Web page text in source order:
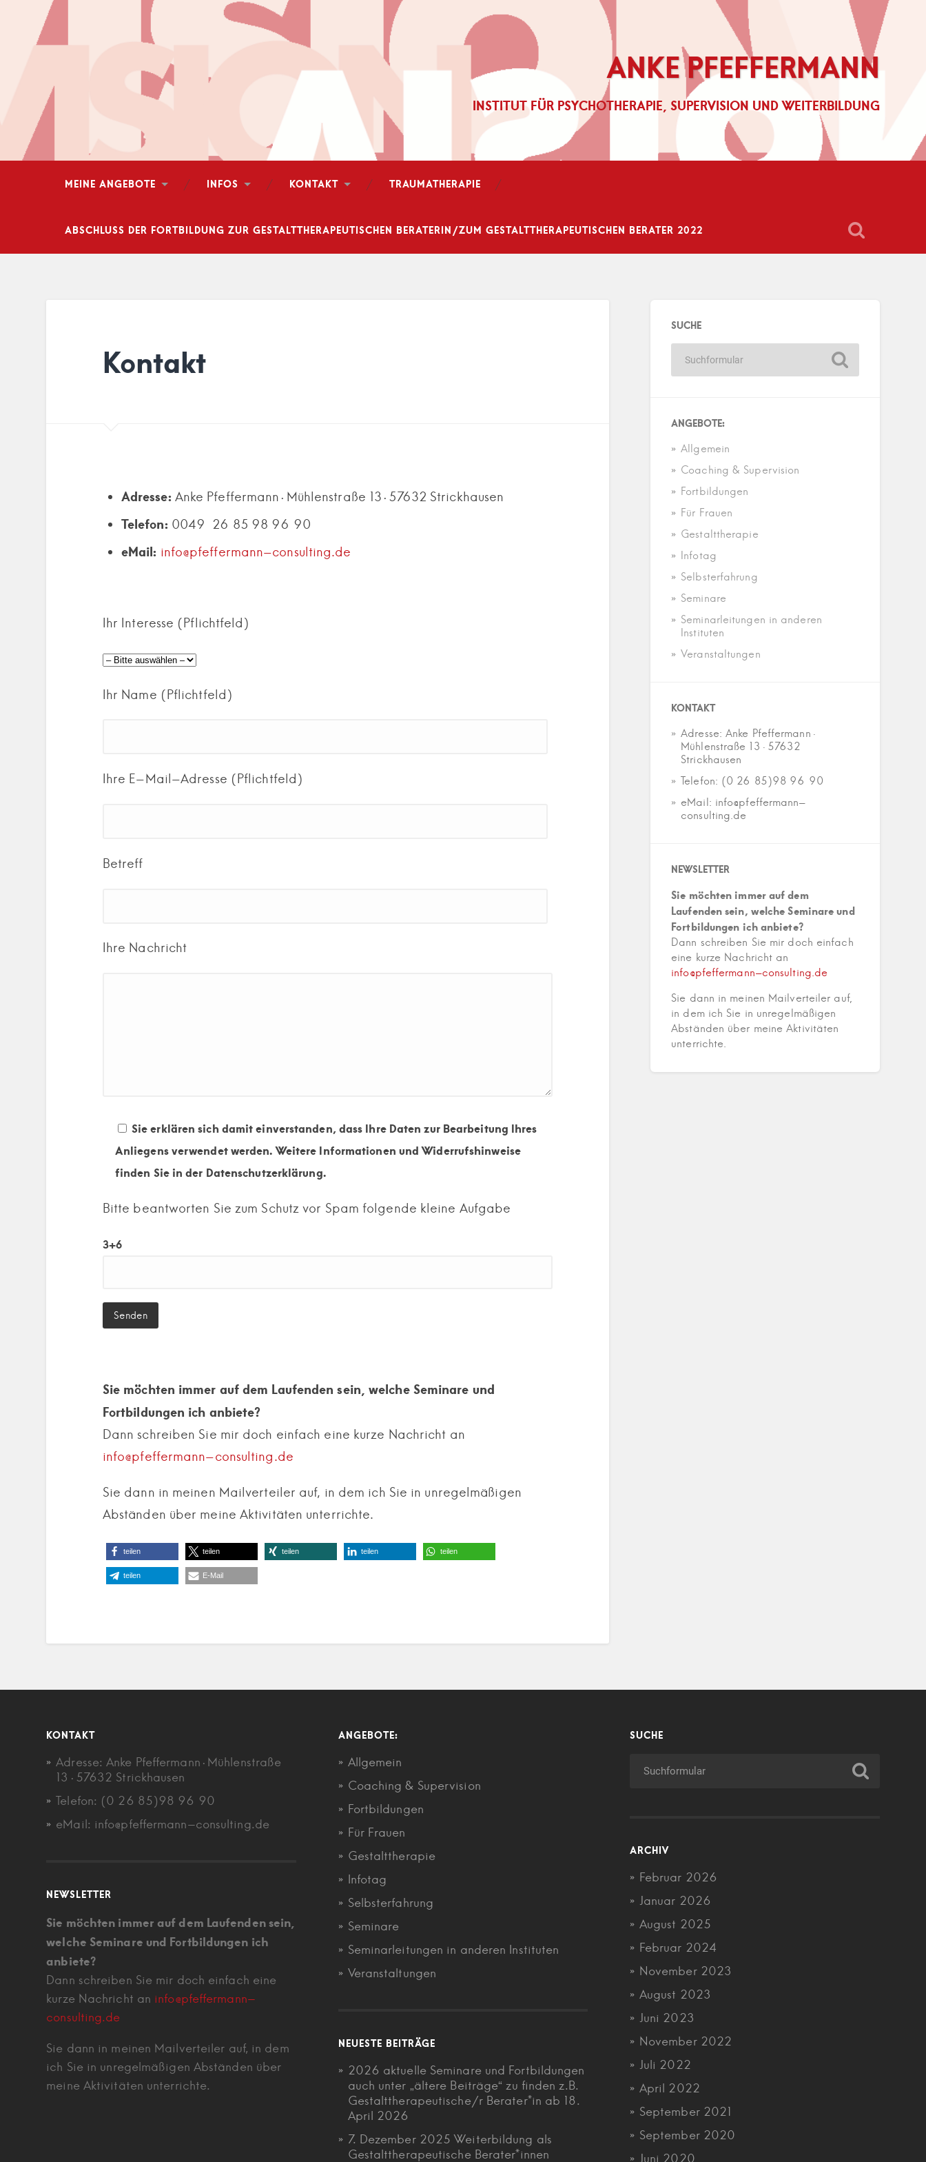
ANKE PFEFFERMANN
INSTITUT FÜR PSYCHOTHERAPIE, SUPERVISION UND WEITERBILDUNG
MEINE ANGEBOTE INFOS KONTAKT TRAUMATHERAPIE
ABSCHLUSS DER FORTBILDUNG ZUR GESTALTTHERAPEUTISCHEN BERATERIN/ZUM GESTALTTHERAPEUTISCHEN BERATER 2022
Kontakt
Adresse:Anke Pfeffermann · Mühlenstraße 13 · 57632 Strickhausen
Telefon:0049 26 85 98 96 90
eMail: info@pfeffermann-consulting.de
Ihr Interesse (Pflichtfeld)
Ihr Name (Pflichtfeld)
Ihre E-Mail-Adresse (Pflichtfeld)
Betreff
Ihre Nachricht
Sie erklären sich damit einverstanden, dass Ihre Daten zur Bearbeitung Ihres
Anliegens verwendet werden. Weitere Informationen und Widerrufshinweise
finden Sie in der Datenschutzerklärung.
Bitte beantworten Sie zum Schutz vor Spam folgende kleine Aufgabe
3+6
Sie möchten immer auf dem Laufenden sein, welche Seminare und
Fortbildungen ich anbiete?
Dann schreiben Sie mir doch einfach eine kurze Nachricht an
info@pfeffermann-consulting.de
Sie dann in meinen Mailverteiler auf, in dem ich Sie in unregelmäßigen
Abständen über meine Aktivitäten unterrichte.
teilen teilen teilen teilen teilen
teilen E-Mail
SUCHE
ANGEBOTE:
Allgemein
Coaching & Supervision
Fortbildungen
Für Frauen
Gestalttherapie
Infotag
Selbsterfahrung
Seminare
Seminarleitungen in anderen
Instituten
Veranstaltungen
KONTAKT
Adresse: Anke Pfeffermann ·
Mühlenstraße 13 · 57632
Strickhausen
Telefon: (0 26 85)98 96 90
eMail: info@pfeffermann-
consulting.de
NEWSLETTER
Sie möchten immer auf dem
Laufenden sein, welche Seminare und
Fortbildungen ich anbiete?
Dann schreiben Sie mir doch einfach
eine kurze Nachricht an
info@pfeffermann-consulting.de
Sie dann in meinen Mailverteiler auf,
in dem ich Sie in unregelmäßigen
Abständen über meine Aktivitäten
unterrichte.
KONTAKT
Adresse: Anke Pfeffermann · Mühlenstraße
13 · 57632 Strickhausen
Telefon: (0 26 85)98 96 90
eMail: info@pfeffermann-consulting.de
NEWSLETTER
Sie möchten immer auf dem Laufenden sein,
welche Seminare und Fortbildungen ich
anbiete?
Dann schreiben Sie mir doch einfach eine
kurze Nachricht an info@pfeffermann-
consulting.de
Sie dann in meinen Mailverteiler auf, in dem
ich Sie in unregelmäßigen Abständen über
meine Aktivitäten unterrichte.
ANGEBOTE:
Allgemein
Coaching & Supervision
Fortbildungen
Für Frauen
Gestalttherapie
Infotag
Selbsterfahrung
Seminare
Seminarleitungen in anderen Instituten
Veranstaltungen
NEUESTE BEITRÄGE
2026 aktuelle Seminare und Fortbildungen
auch unter „ältere Beiträge“ zu finden z.B.
Gestalttherapeutische/r Berater*in ab 18.
April 2026
7. Dezember 2025 Weiterbildung als
Gestalttherapeutische Berater*innen
SUCHE
ARCHIV
Februar 2026
Januar 2026
August 2025
Februar 2024
November 2023
August 2023
Juni 2023
November 2022
Juli 2022
April 2022
September 2021
September 2020
Juni 2020